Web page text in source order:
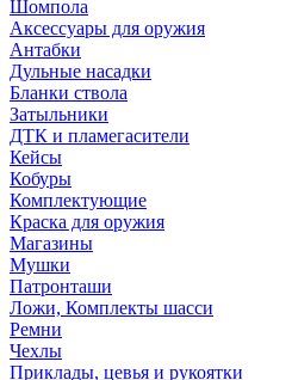
Шомпола
Аксессуары для оружия
Антабки
Дульные насадки
Бланки ствола
Затыльники
ДТК и пламегасители
Кейсы
Кобуры
Комплектующие
Краска для оружия
Магазины
Мушки
Патронташи
Ложи, Комплекты шасси
Ремни
Чехлы
Приклады, цевья и рукоятки